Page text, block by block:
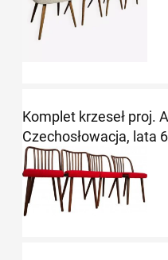
Komplet krzeseł proj.
Czechosłowacja, lata